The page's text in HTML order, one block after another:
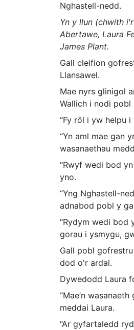
Nghastell-nedd.
Yn y llun (chwith
Abertawe, Laura
James Plant.
Gall cleifion
Llansawel.
Mae nyrs glinigol
Wallich i nodi pobl
“Fy rôl i yw helpu i
“Yn aml mae gan
wasanaethau
“Rwyf wedi bod
yno.
“Yng Nghastell-
adnabod pobl y
“Rydym wedi bod
gorau i ysmygu,
Gall pobl
dod o'r ardal.
Dywedodd Laura
“Mae’n
meddai Laura.
“Ar gyfartaledd